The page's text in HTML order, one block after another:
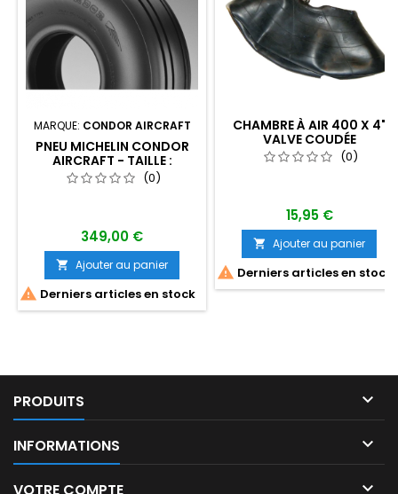
MARQUE: CONDOR AIRCRAFT
PNEU MICHELIN CONDOR
AIRCRAFT - TAILLE :
15X6.00-6 6PLY
(0)
349,00 €
 Ajouter au panier
 Derniers articles en stock
CHAMBRE À AIR 400 X 4"
VALVE COUDÉE
(0)
15,95 €
 Ajouter au panier
 Derniers articles en stock
PRODUITS 
INFORMATIONS 
